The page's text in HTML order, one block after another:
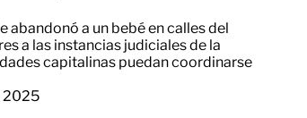
abandonó a un bebé en calles del
a las instancias judiciales de la
capitalinas puedan coordinarse
2025